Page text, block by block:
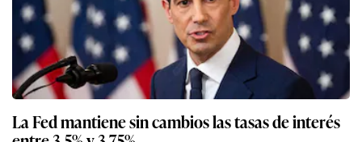
La Fed mantiene sin cambios las tasas de interés